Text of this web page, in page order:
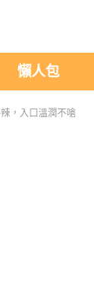
懶人包
，入口溫潤不嗆